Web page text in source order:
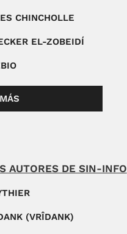
CHINCHOLLE
EL-ZOBEIDÍ
AUTORES DE SIN-INFO
(VRÎDANK)